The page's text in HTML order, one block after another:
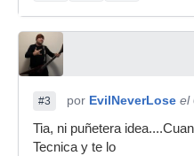
#3 por EvilNeverLose el
Tia, ni puñetera
Tecnica y te lo